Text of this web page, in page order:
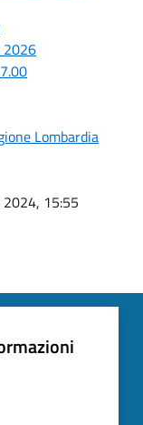
2026
Lombardia
15:55